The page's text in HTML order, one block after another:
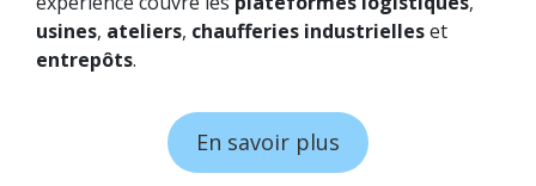
usines, ateliers, chaufferies industrielleset
entrepôts.
En savoir plus